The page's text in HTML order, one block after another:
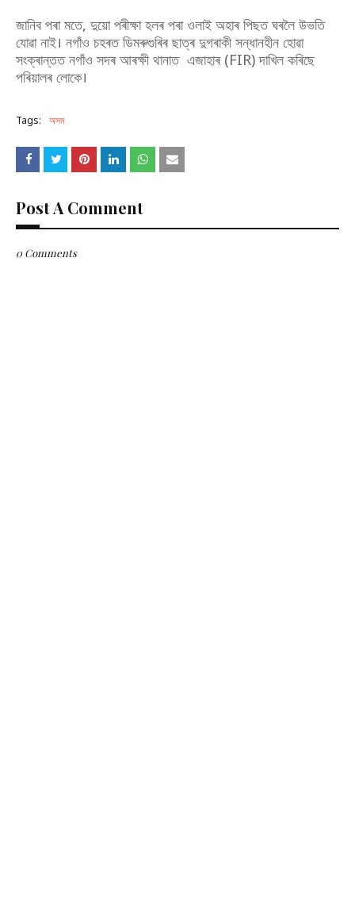
জানিব পৰা মতে, দুয়ো পৰীক্ষা হলৰ পৰা ওলাই অহাৰ পিছত ঘৰলৈ উভতি
যোৱা নাই। নগাঁও চহৰত ডিমৰুগুৰিৰ ছাত্ৰ দুগৰাকী সন্ধানহীন হোৱা
সংক্ৰান্তত নগাঁও সদৰ আৰক্ষী থানাত এজাহাৰ (FIR) দাখিল কৰিছে
পৰিয়ালৰ লোকে।
Tags: অসম
Post A Comment
0 Comments